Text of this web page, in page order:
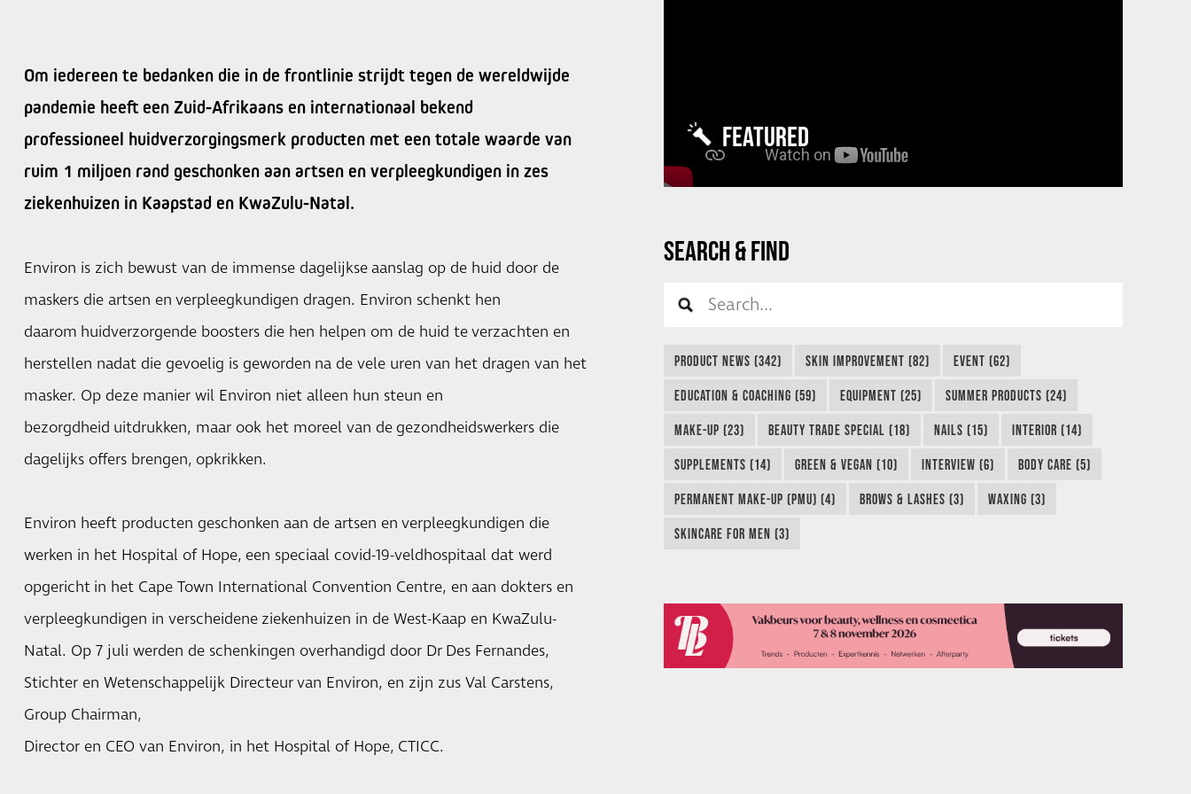
Om iedereen te bedanken die in de frontlinie strijdt tegen de wereldwijde
pandemie heeft een Zuid-Afrikaans en internationaal bekend
professioneel huidverzorgingsmerk producten met een totale waarde van
ruim 1 miljoen rand geschonken aan artsen en verpleegkundigen in zes
ziekenhuizen in Kaapstad en KwaZulu-Natal.
Environ is zich bewust van de immense dagelijkse aanslag op de huid door de
maskers die artsen en verpleegkundigen dragen. Environ schenkt hen
daarom huidverzorgende boosters die hen helpen om de huid te verzachten en
herstellen nadat die gevoelig is geworden na de vele uren van het dragen van het
masker. Op deze manier wil Environ niet alleen hun steun en
bezorgdheid uitdrukken, maar ook het moreel van de gezondheidswerkers die
dagelijks offers brengen, opkrikken.
Environ heeft producten geschonken aan de artsen en verpleegkundigen die
werken in het Hospital of Hope, een speciaal covid-19-veldhospitaal dat werd
opgericht in het Cape Town International Convention Centre, en aan dokters en
verpleegkundigen in verscheidene ziekenhuizen in de West-Kaap en KwaZulu-
Natal. Op 7 juli werden de schenkingen overhandigd door Dr Des Fernandes,
Stichter en Wetenschappelijk Directeur van Environ, en zijn zus Val Carstens,
Group Chairman,
Director en CEO van Environ, in het Hospital of Hope, CTICC.
FEATURED
SEARCH & FIND
PRODUCT NEWS (342) SKIN IMPROVEMENT (82) EVENT (62)
EDUCATION & COACHING (59) EQUIPMENT (25) SUMMER PRODUCTS (24)
MAKE-UP (23) BEAUTY TRADE SPECIAL (18) NAILS (15) INTERIOR (14)
SUPPLEMENTS (14) GREEN & VEGAN (10) INTERVIEW (6) BODY CARE (5)
PERMANENT MAKE-UP (PMU) (4) BROWS & LASHES (3) WAXING (3)
SKINCARE FOR MEN (3)